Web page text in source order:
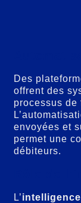
Des
offrent des
processus
envoyées et
permet une
débiteurs.
L’